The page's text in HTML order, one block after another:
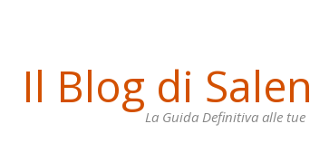
Il Blog di
La Guida Definitiva alle tue